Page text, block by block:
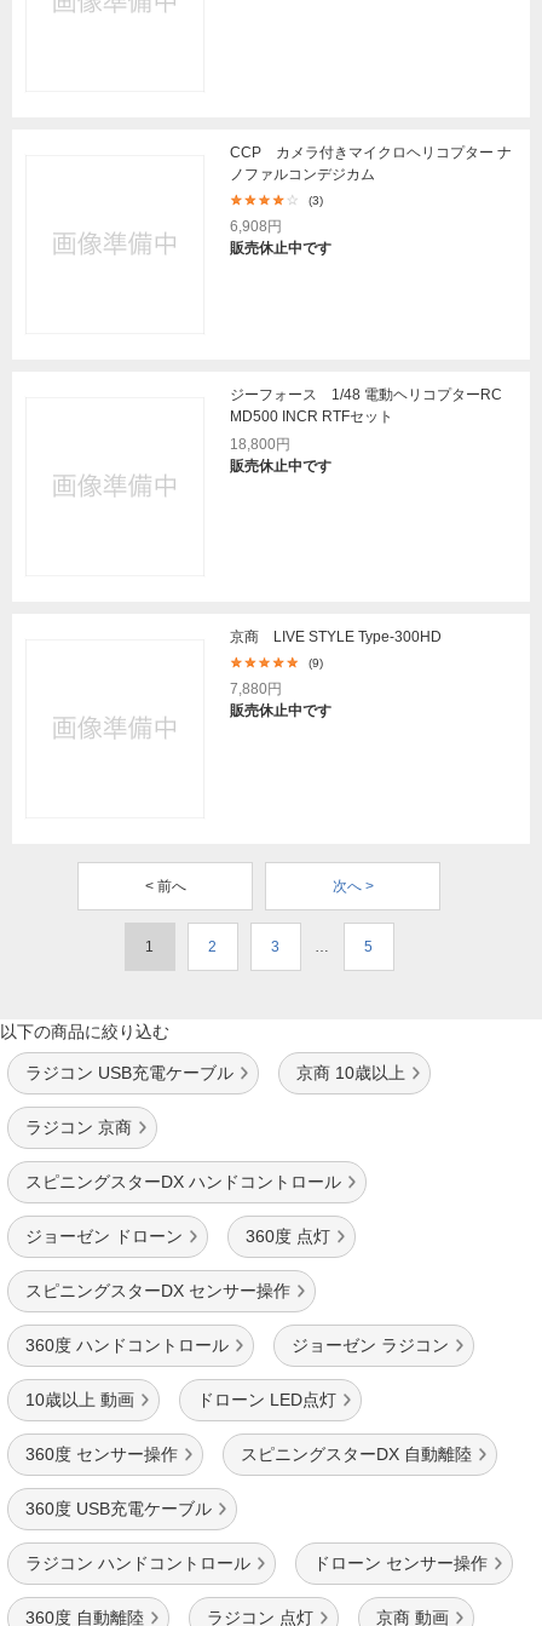
CCP カメラ付きマイクロヘリコプター ナ
ノファルコンデジカム
(3)
6,908円
販売休止中です
ジーフォース 1/48 電動ヘリコプターRC
MD500 INCR RTFセット
18,800円
販売休止中です
京商 LIVE STYLE Type-300HD
(9)
7,880円
販売休止中です
< 前へ 次へ >
1 2 3 … 5
以下の商品に絞り込む
ラジコン USB充電ケーブル 京商 10歳以上
ラジコン 京商
スピニングスターDX ハンドコントロール
ジョーゼン ドローン 360度 点灯
スピニングスターDX センサー操作
360度 ハンドコントロール ジョーゼン ラジコン
10歳以上 動画 ドローン LED点灯
360度 センサー操作 スピニングスターDX 自動離陸
360度 USB充電ケーブル
ラジコン ハンドコントロール ドローン センサー操作
360度 自動離陸 ラジコン 点灯 京商 動画